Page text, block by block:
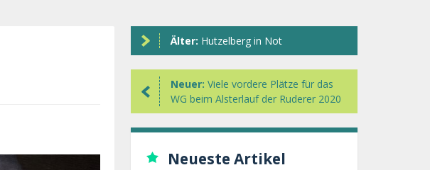
Älter: Hutzelberg in Not
Neuer: Viele vordere Plätze für das
WG beim Alsterlauf der Ruderer 2020
Neueste Artikel